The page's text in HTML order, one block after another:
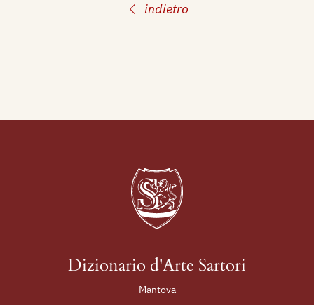
indietro
Nel 1928 apre, in società con Ennio Del Monte,
Nel 1929 si trasferisce a Parigi dove rimane fino
alla fine degli anni Trenta occupandosi
prevalentemente di pittura.
Pesaro dove riprende la collaborazione con la
Dizionario d'Arte Sartori
Mantova